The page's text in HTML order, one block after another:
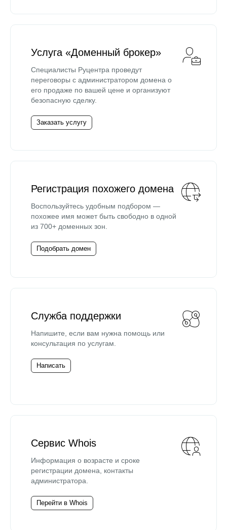
Услуга «Доменный брокер»
Специалисты Руцентра проведут
переговоры с администратором домена о
его продаже по вашей цене и организуют
безопасную сделку.
Заказать услугу
Регистрация похожего домена
Воспользуйтесь удобным подбором —
похожее имя может быть свободно в одной
из 700+ доменных зон.
Подобрать домен
Служба поддержки
Напишите, если вам нужна помощь или
консультация по услугам.
Написать
Сервис Whois
Информация о возрасте и сроке
регистрации домена, контакты
администратора.
Перейти в Whois